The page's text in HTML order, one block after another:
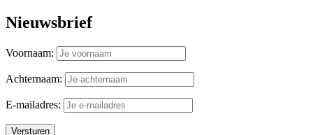
Nieuwsbrief
Voornaam:
Achternaam:
E-mailadres: